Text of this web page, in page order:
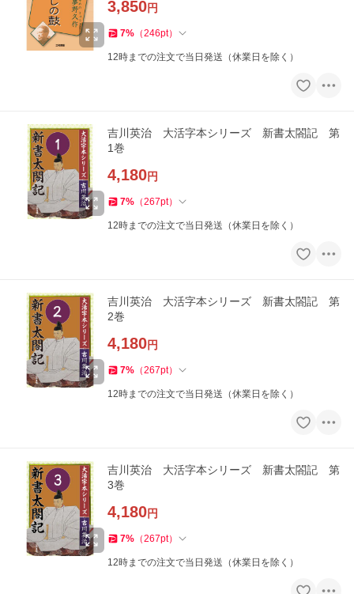
3,850円
7% （246pt）
12時までの注文で当日発送（休業日を除く）
吉川英治 大活字本シリーズ 新書太閤記 第
1巻
4,180円
7% （267pt）
12時までの注文で当日発送（休業日を除く）
吉川英治 大活字本シリーズ 新書太閤記 第
2巻
4,180円
7% （267pt）
12時までの注文で当日発送（休業日を除く）
吉川英治 大活字本シリーズ 新書太閤記 第
3巻
4,180円
7% （267pt）
12時までの注文で当日発送（休業日を除く）